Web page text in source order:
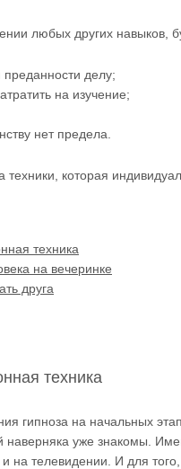
любых других навыков,
делу;
на изучение;
нет предела.
техники, которая
техника
на вечеринке
друга
техника
гипноза на начальных
наверняка уже знакомы.
на телевидении. И для